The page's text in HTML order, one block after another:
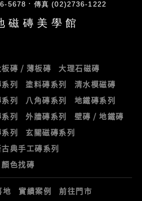
5678 傳真 (02)2736-1222
磁磚美學館
磚 / 薄板磚
大理石磁磚
列 塗料磚系列
清水模磁磚
列 八角磚系列
地鐵磚系列
列 外牆磚系列
壁磚 / 地鐵磚
列
玄關磁磚系列
典手工磚系列
顏色找磚
地 實績案例 前往門市